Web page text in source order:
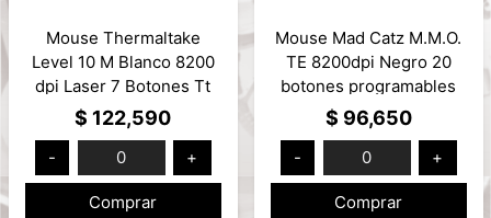
Mouse Thermaltake
Level 10 M Blanco 8200
dpi Laser 7 Botones Tt
esports
$ 122,590
- 0 +
Comprar
Mouse Mad Catz M.M.O.
TE 8200dpi Negro 20
botones programables
$ 96,650
- 0 +
Comprar